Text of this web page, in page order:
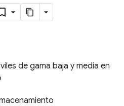
de gama baja y media en